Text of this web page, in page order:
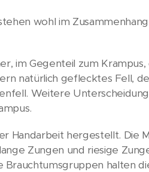
wohl im
im Gegenteil zum
natürlich geflecktes Fell,
Weitere
Handarbeit hergestellt. Die
Zungen und riesige
halten